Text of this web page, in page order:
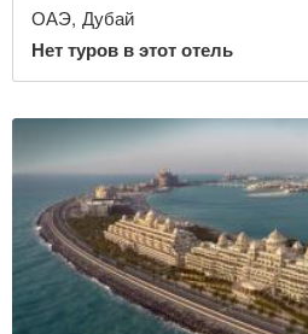
ОАЭ, Дубай
Нет туров в этот отель